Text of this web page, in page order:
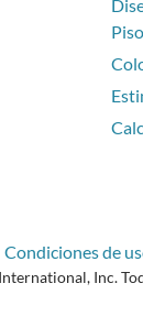
Condiciones de
Inc.